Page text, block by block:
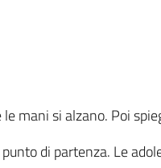
mani si alzano. Poi
di partenza. Le